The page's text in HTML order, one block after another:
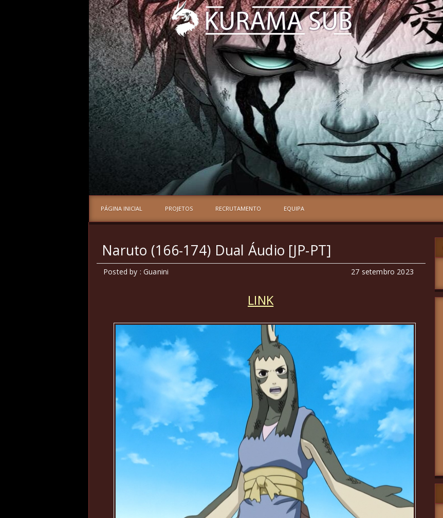
PÁGINA INICIAL PROJETOS RECRUTAMENTO EQUIPA
Naruto (166-174) Dual Áudio [JP-PT]
Posted by : Guanini 27 setembro 2023
LINK